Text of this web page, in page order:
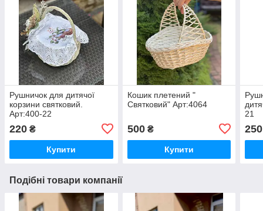
Рушничок для дитячої
корзини святковий.
Арт:400-22
220 ₴
Купити
Кошик плетений "
Святковий" Арт:4064
500₴
Купити
21
250
Подібні товари компанії